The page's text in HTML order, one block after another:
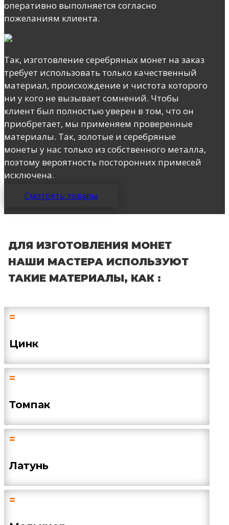
оперативно выполняется согласно
пожеланиям клиента.
Так, изготовление серебряных монет на заказ
требует использовать только качественный
материал, происхождение и чистота которого
ни у кого не вызывает сомнений. Чтобы
клиент был полностью уверен в том, что он
приобретает, мы применяем проверенные
материалы. Так, золотые и серебряные
монеты у нас только из собственного металла,
поэтому вероятность посторонних примесей
исключена.
Смотреть товары
ДЛЯ ИЗГОТОВЛЕНИЯ МОНЕТ
НАШИ МАСТЕРА ИСПОЛЬЗУЮТ
ТАКИЕ МАТЕРИАЛЫ, КАК :
=
Цинк
=
Томпак
=
Латунь
=